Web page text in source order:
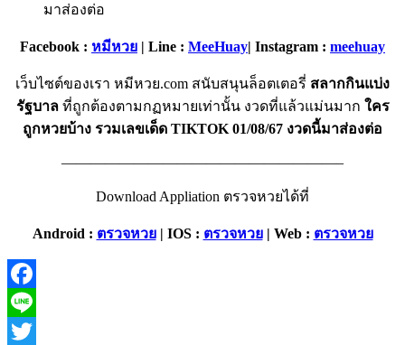
Facebook : หมีหวย | Line : MeeHuay| Instagram : meehuay
เว็บไซต์ของเรา หมีหวย.com สนับสนุนล็อตเตอรี่ สลากกินแบ่ง
รัฐบาล ที่ถูกต้องตามกฏหมายเท่านั้น งวดที่แล้วแม่นมาก ใคร
ถูกหวยบ้าง รวมเลขเด็ด TIKTOK 01/08/67 งวดนี้มาส่องต่อ
———————————————————–
Download Appliation ตรวจหวยได้ที่
Android : ตรวจหวย| IOS : ตรวจหวย | Web : ตรวจหวย
Facebook
Line